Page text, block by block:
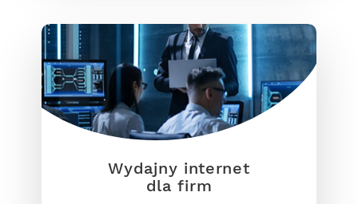
Wydajny internet
dla firm